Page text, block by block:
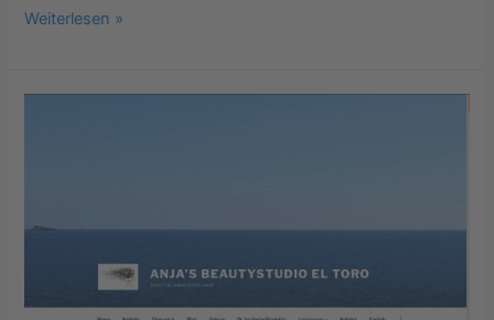
Weiterlesen »